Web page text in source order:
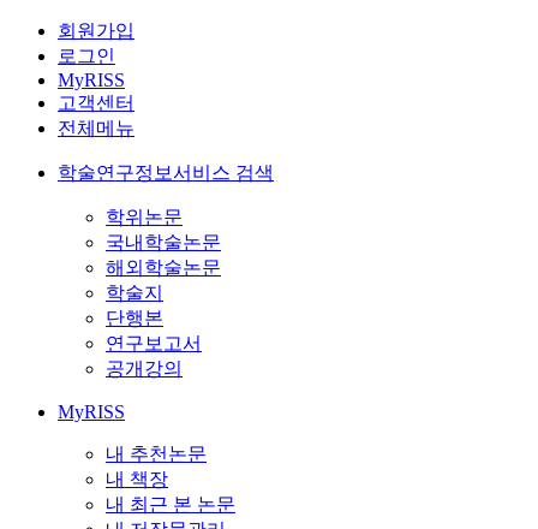
회원가입
로그인
MyRISS
고객센터
전체메뉴
학술연구정보서비스 검색
학위논문
국내학술논문
해외학술논문
학술지
단행본
연구보고서
공개강의
MyRISS
내 추천논문
내 책장
내 최근 본 논문